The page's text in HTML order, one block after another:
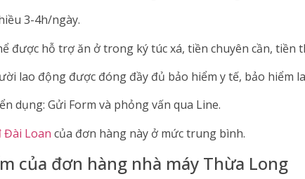
3-4h/ngày.
được hỗ trợ ăn ở trong ký túc xá, tiền chuyên cần, tiền
lao động được đóng đầy đủ bảo hiểm y tế, bảo hiểm
dụng: Gửi Form và phỏng vấn qua Line.
Đài Loan của đơn hàng này ở mức trung bình.
của đơn hàng nhà máy Thừa Long